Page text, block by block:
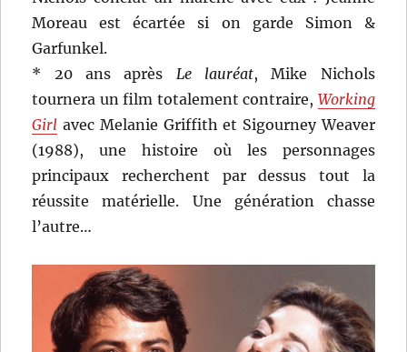
Moreau est écartée si on garde Simon &
Garfunkel.
* 20 ans après Le lauréat, Mike Nichols
tournera un film totalement contraire, Working
Girl avec Melanie Griffith et Sigourney Weaver
(1988), une histoire où les personnages
principaux recherchent par dessus tout la
réussite matérielle. Une génération chasse
l’autre…